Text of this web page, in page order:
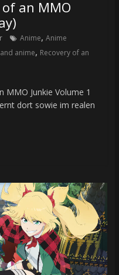
of an MMO
Anime, Anime
anime, Recovery of an
MMO Junkie Volume 1
dort sowie im realen